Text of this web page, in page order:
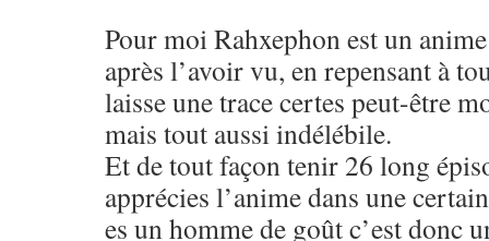
Pour moi Rahxephon est un
après l’avoir vu, en repensant à
laisse une trace certes peut-être
mais tout aussi indélébile.
Et de tout façon tenir 26 long
apprécies l’anime dans une
es un homme de goût c’est donc